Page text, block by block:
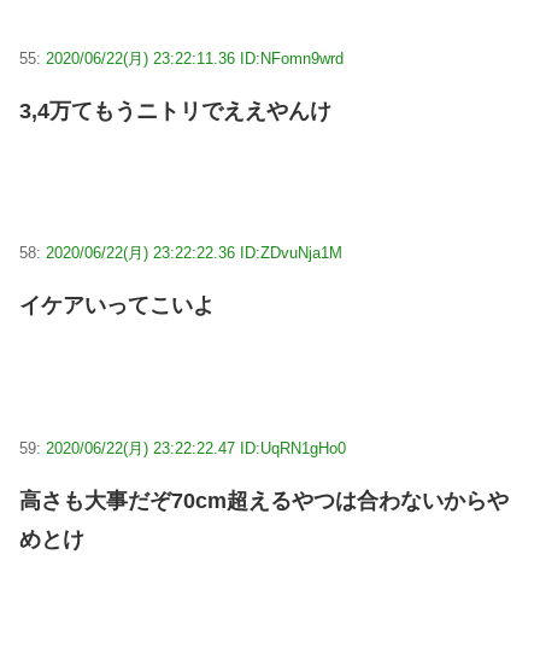
55: 2020/06/22(月) 23:22:11.36 ID:NFomn9wrd
3,4万てもうニトリでええやんけ
58: 2020/06/22(月) 23:22:22.36 ID:ZDvuNja1M
イケアいってこいよ
59: 2020/06/22(月) 23:22:22.47 ID:UqRN1gHo0
高さも大事だぞ70cm超えるやつは合わないからや
めとけ